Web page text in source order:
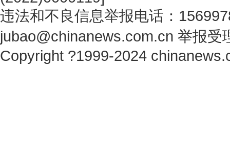
违法和不良信息举报电话：
jubao@chinanews.com.cn 举报受
Copyright ?1999-2024